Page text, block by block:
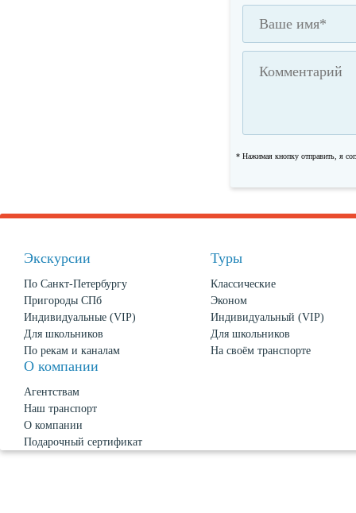
* Нажимая кнопку отправить, я
Экскурсии
По Санкт-Петербургу
Пригороды СПб
Индивидуальные (VIP)
Для школьников
По рекам и каналам
Туры
Классические
Эконом
Индивидуальный (VIP)
Для школьников
На своём транспорте
О компании
Агентствам
Наш транспорт
О компании
Подарочный сертификат